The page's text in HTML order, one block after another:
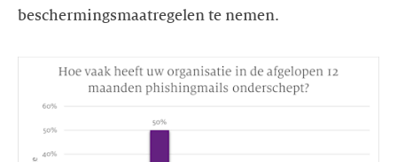
beschermingsmaatregelen te nemen.